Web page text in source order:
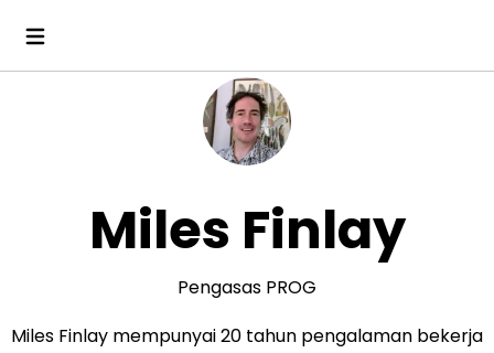
Miles Finlay
Pengasas PROG
Miles Finlay mempunyai 20 tahun pengalaman bekerja